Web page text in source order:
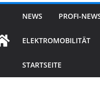
NEWS PROFI-
ELEKTROMOBILITÄT
STARTSEITE